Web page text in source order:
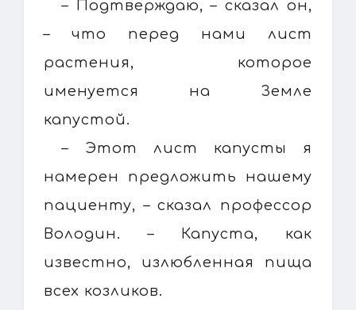
– Подтверждаю, – сказал он,
– что перед нами лист
растения, которое
именуется на Земле
капустой.
– Этот лист капусты я
намерен предложить нашему
пациенту, – сказал профессор
Володин. – Капуста, как
известно, излюбленная пища
всех козликов.